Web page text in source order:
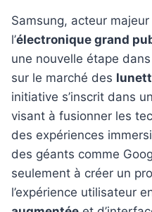
Samsung, acteur
l’électronique grand
une nouvelle étape
sur le marché des
initiative s’inscrit dans
visant à fusionner les
des expériences
des géants comme
seulement à créer un
l’expérience utilisateur